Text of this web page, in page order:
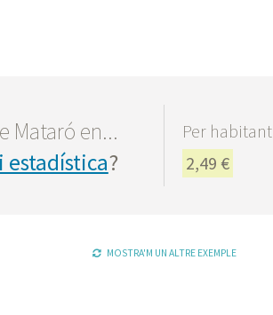
Mataró en...
estadística?
Per habitant
2,49 €
MOSTRA'M UN ALTRE EXEMPLE